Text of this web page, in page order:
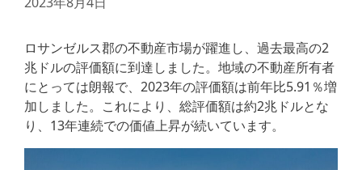
ロサンゼルス郡の不動産市場が躍進し、過去最高の2
兆ドルの評価額に到達しました。地域の不動産所有者
にとっては朗報で、2023年の評価額は前年比5.91％増
加しました。これにより、総評価額は約2兆ドルとな
り、13年連続での価値上昇が続いています。